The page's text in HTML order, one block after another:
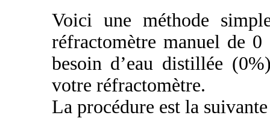
Voici une méthode
réfractomètre manuel de
besoin d’eau distillée
votre réfractomètre.
La procédure est la